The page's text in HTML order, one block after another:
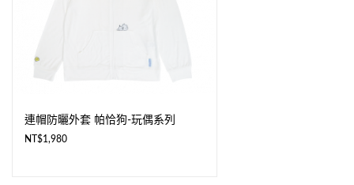
連帽防曬外套 帕恰狗-玩偶系列
NT$1,980